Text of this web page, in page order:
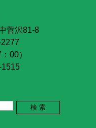
菅沢81-8
00）
1515